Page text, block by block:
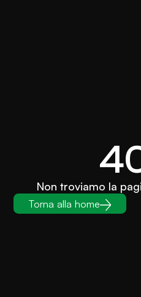
Non troviamo la
Torna alla home